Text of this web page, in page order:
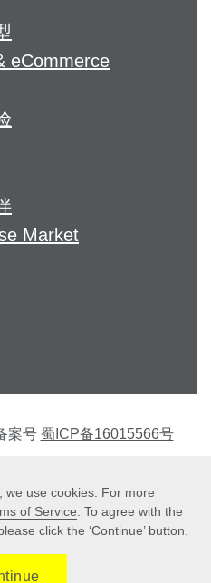
eCommerce
Market
案号 蜀ICP备16015566号
保护方针
Service
we use cookies. For more
of Service . To agree with the
click the ‘Continue’ button.